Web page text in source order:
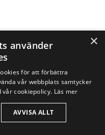
ett smart val av
i Broby?
×
använder
för att förbättra
vår webbplats samtycker
cookiepolicy. Läs mer
AVVISA ALLT